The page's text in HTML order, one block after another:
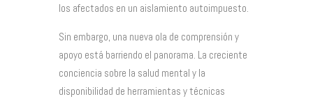
los afectados en un aislamiento autoimpuesto.
Sin embargo, una nueva ola de comprensión y
apoyo está barriendo el panorama. La creciente
conciencia sobre la salud mental y la
disponibilidad de herramientas y técnicas